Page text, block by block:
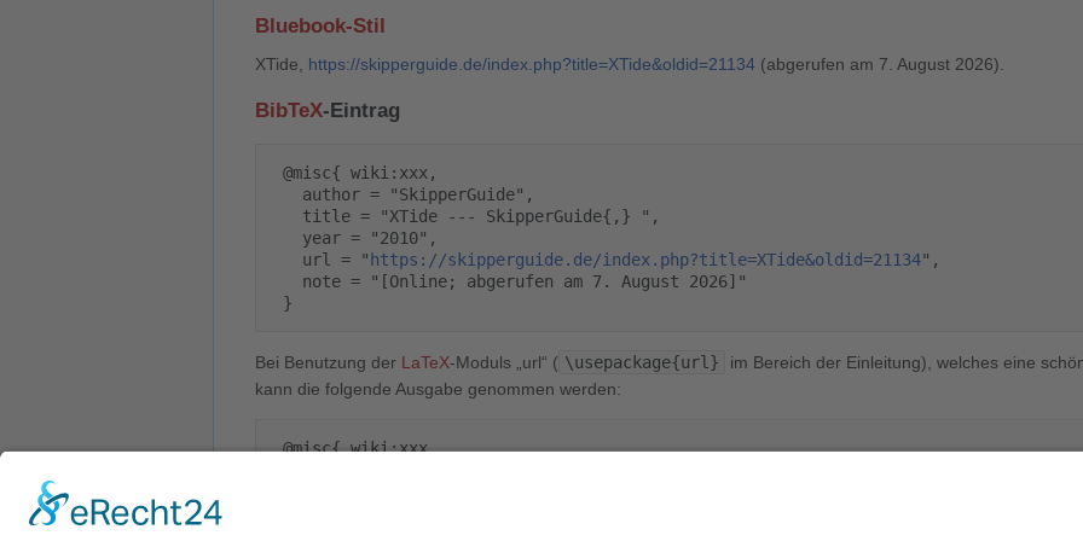
Bluebook-Stil
XTide, https://skipperguide.de/index.php?title=XTide&oldid=21134 (abgerufen am 7. August 2026).
BibTeX-Eintrag
   url = "
https://skipperguide.de/index.php?title=XTide&oldid=21134",
Bei Benutzung der LaTeX-Moduls „url“ ( \usepackage{url}
im Bereich der Einleitung), welches eine
kann die folgende Ausgabe genommen werden:
@misc{ wiki:xxx,